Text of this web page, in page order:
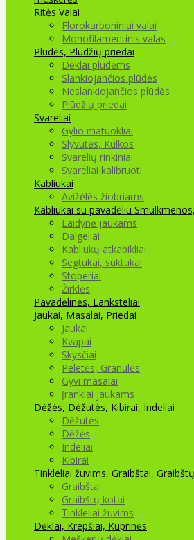
Ritės Valai
Florokarboniniai valai
Monofilamentinis valas
Plūdės, Plūdžių priedai
Dėklai plūdėms
Slankiojančios plūdės
Neslankiojančios plūdės
Plūdžių priedai
Svareliai
Gylio matuokliai
Slyvutės, Kulkos
Svarelių rinkiniai
Svareliai kalibruoti
Kabliukai
Avižėlės žiobriams
Kabliukai su pavadėliu
Laidynė jaukams
Dalgeliai
Kabliukų atkabikliai
Segtukai, suktukai
Stoperiai
Žirklės
Pavadėlinės, Lanksteliai
Jaukai, Masalai, Priedai
Jaukai
Kvapai
Skysčiai
Peletės, Granulės
Gyvi masalai
Įrankiai jaukams
Dėžės, Dėžutės, Kibirai, Indeliai
Dėžutės
Dėžės
Indeliai
Kibirai
Tinkleliai žuvims, Graibštai,
Graibštai
Graibštų kotai
Tinkleliai žuvims
Dėklai, Krepšiai, Kuprinės